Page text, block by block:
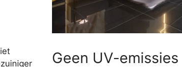
Geen UV-emissies